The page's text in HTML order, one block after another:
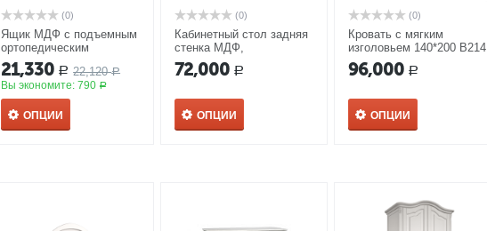
(0)
Ящик МДФ с подъемным
ортопедическим
основанием к кровати
160*200 Прованс Алетан
21,330 Р 22,120 Р
Вы экономите:790 Р
ОПЦИИ
(0)
Кабинетный стол задняя
стенка МДФ,
фрезеровка, декор
В702/1 Прованс Алетан
72,000 Р
ОПЦИИ
(0)
Кровать с мягким
изголовьем 140*200 В214
Прованс Алетан
96,000 Р
ОПЦИИ